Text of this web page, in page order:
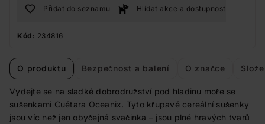
Přidat do seznamu Hlídat akce a dostupnost
Kód: 234816
O produktu Bezpečnost a balení O značce
Vydejte se na sladké dobrodružství pod hladinu moře se
sušenkami Cuétara Oceanix. Tyto křupavé cereální sušenky
jsou víc než jen obyčejná svačinka – jsou plné hravých tvarů